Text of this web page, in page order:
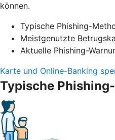
können.
Typische Phishing-
Meistgenutzte
Aktuelle Phishing-
Karte und Online-Banking
Typische